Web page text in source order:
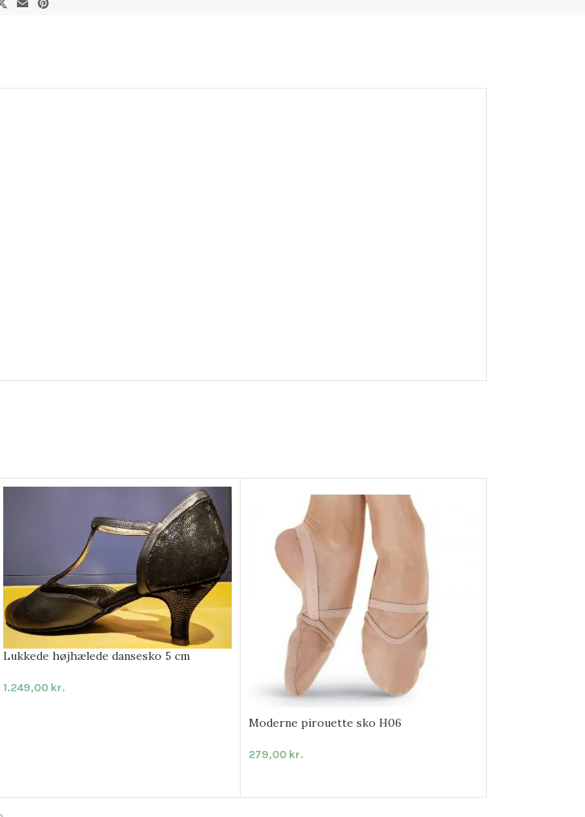
Lukkede højhælede dansesko 5 cm
1.249,00 kr.
Moderne pirouette sko H06
279,00 kr.